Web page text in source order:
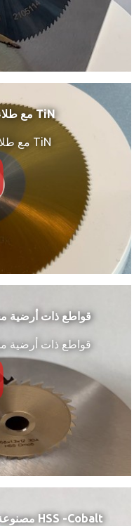
شفرة المنشار HSS DIN 1837 مع طلاء TiN
شفرة المنشار HSS DIN 1837 مع طلاء TiN
قواطع ذات أرضية
قواطع ذات أرضية